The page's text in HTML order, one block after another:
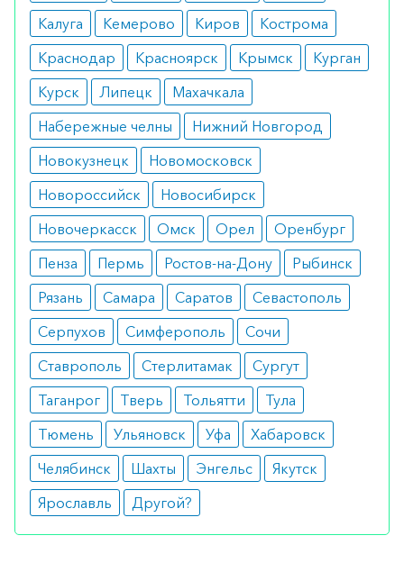
нарушением стула и слабостью.
Режим дозирования
Вводится внутрь. Рекомендуемая дозировка – 3-
6 млн. ед. Продолжительность лечения сугубо
индивидуальна.
Особые указания
Можно использовать при лечении детей после
консультации с врачом. При беременности
применять средство не рекомендуется.
Медики о препарате
Врачи рекомендуют при любых бактериальных
нарушениях. Используется лекарство в строго
назначенных дозировках.
Аналоги
Коломицин 2 млн ед. 10 шт
Колистин 1 млн МЕ фл. 20 шт
Калуга
Кемерово Киров
Кострома
Краснодар
Красноярск Крымск
Курган
Курск
Липецк
Махачкала
Набережные челны
Нижний Новгород
Новокузнецк
Новомосковск
Новороссийск
Новосибирск
Новочеркасск
Омск Орел
Оренбург
Пенза
Пермь Ростов-на-Дону
Рыбинск
Рязань
Самара Саратов
Севастополь
Серпухов
Симферополь
Сочи
Ставрополь
Стерлитамак
Сургут
Таганрог
Тверь Тольятти
Тула
Тюмень
Ульяновск Уфа
Хабаровск
Челябинск
Шахты Энгельс
Якутск
Ярославль
Другой?